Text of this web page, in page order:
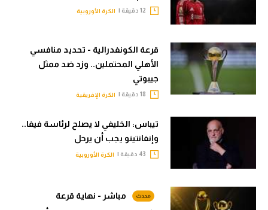
الكرة الأوروبية
قرعة الكونفدرالية - تحديد منافسي
الأهلي المحتملين.. وزد ضد ممثل
جيبوتي
الكرة الإفريقية
تيباس: الخليفي لا يصلح لرئاسة فيفا..
وإنفانتينو يجب أن يرحل
الكرة الأوروبية
مباشر - نهاية قرعة